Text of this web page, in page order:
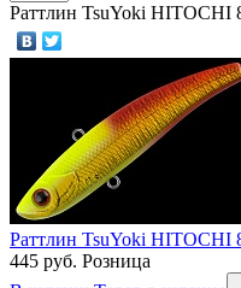
Раттлин TsuYoki HITOCHI
Раттлин TsuYoki HITOCHI
445 руб. Розница